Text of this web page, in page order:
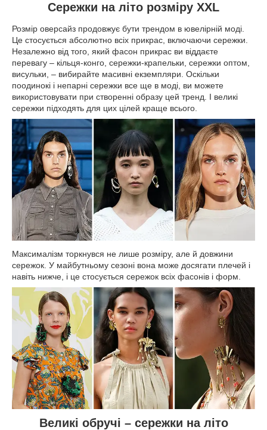
Сережки на літо розміру XXL
Розмір оверсайз продовжує бути трендом в ювелірній моді.
Це стосується абсолютно всіх прикрас, включаючи сережки.
Незалежно від того, який фасон прикрас ви віддаєте
перевагу – кільця-конго, сережки-крапельки, сережки оптом,
висульки, – вибирайте масивні екземпляри. Оскільки
поодинокі і непарні сережки все ще в моді, ви можете
використовувати при створенні образу цей тренд. І великі
сережки підходять для цих цілей краще всього.
Максималізм торкнувся не лише розміру, але й довжини
сережок. У майбутньому сезоні вона може досягати плечей і
навіть нижче, і це стосується сережок всіх фасонів і форм.
Великі обручі – сережки на літо